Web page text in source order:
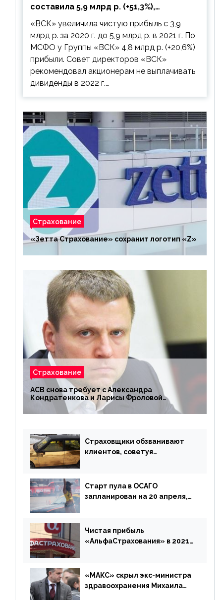
составила 5,9 млрд р. (+51,3%),
дивиденды рекомендовано не
выплачивать
«ВСК» увеличила чистую прибыль с 3,9
млрд р. за 2020 г. до 5,9 млрд р. в 2021 г. По
МСФО у Группы «ВСК» 4,8 млрд р. (+20,6%)
прибыли. Совет директоров «ВСК»
рекомендовал акционерам не выплачивать
дивиденды в 2022 г.…
Страхование
«Зетта Страхование» сохранит логотип «Z»
Страхование
АСВ снова требует с Александра
Кондратенкова и Ларисы Фроловой
возмещения убытков на 1,5 млрд р.
Страховщики обзванивают
клиентов, советуя
Старт пула в ОСАГО
запланирован на 20 апреля,
дублировать [дополнено]
Чистая прибыль
«АльфаСтрахования» в 2021
«МАКС» скрыл экс-министра
здравоохранения Михаила